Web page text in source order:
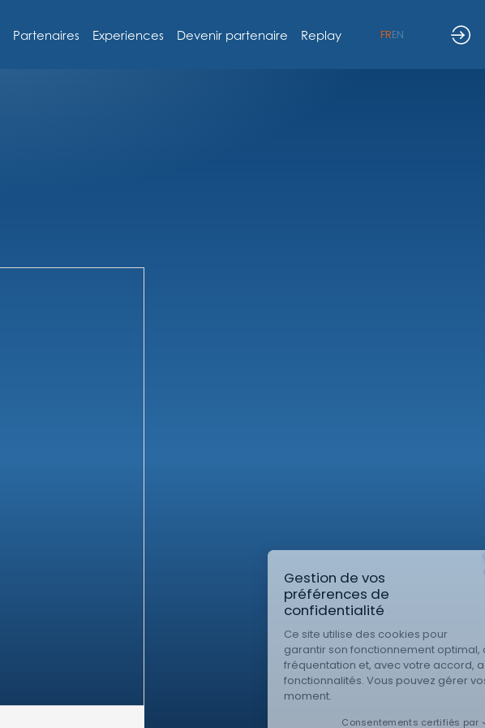
Partenaires Experiences Devenir partenaire Replay FREN